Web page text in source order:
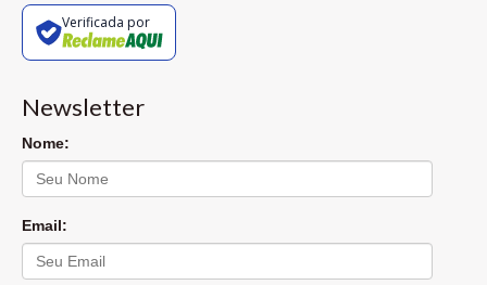
Verificada por
Newsletter
Nome:
Email: